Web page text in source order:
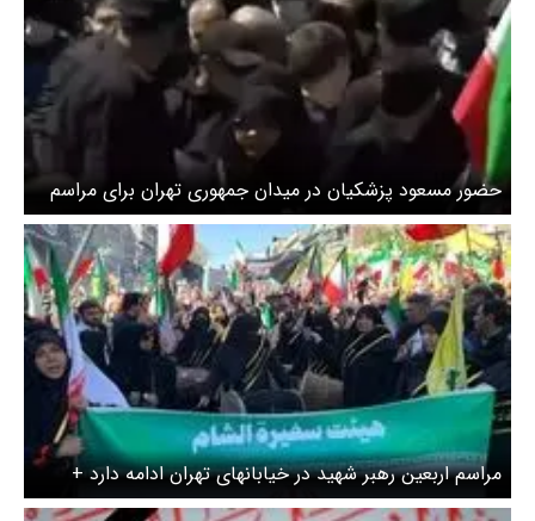
حضور مسعود پزشکیان در میدان جمهوری تهران برای مراسم
چهلمین روز شهادت رهبر انقلاب + ویدیو
مراسم اربعین رهبر شهید در خیابانهای تهران ادامه دارد +
ویدئو